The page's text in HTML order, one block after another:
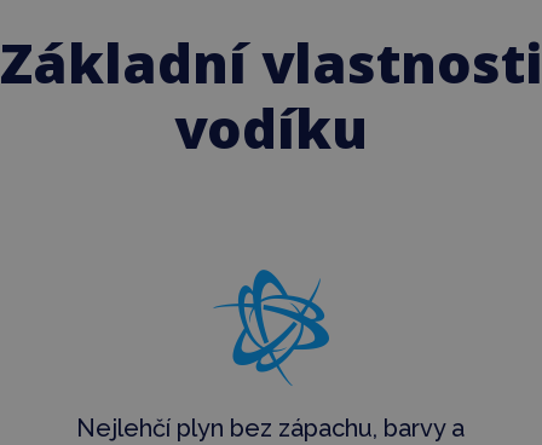
Základní vlastnosti
vodíku

Nejlehčí plyn bez zápachu, barvy a